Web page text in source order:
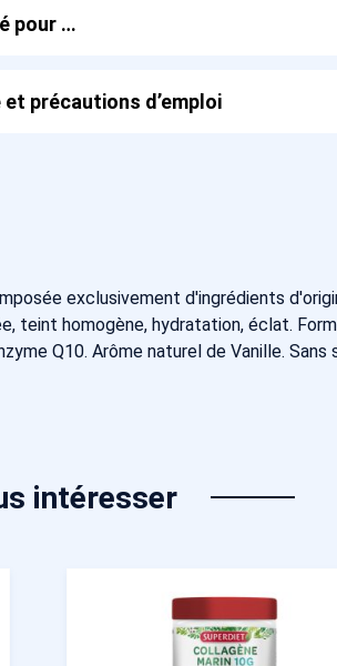
pour …
précautions d’emploi
exclusivement d'ingrédients
teint homogène, hydratation, éclat.
Q10. Arôme naturel de Vanille. Sans
intéresser